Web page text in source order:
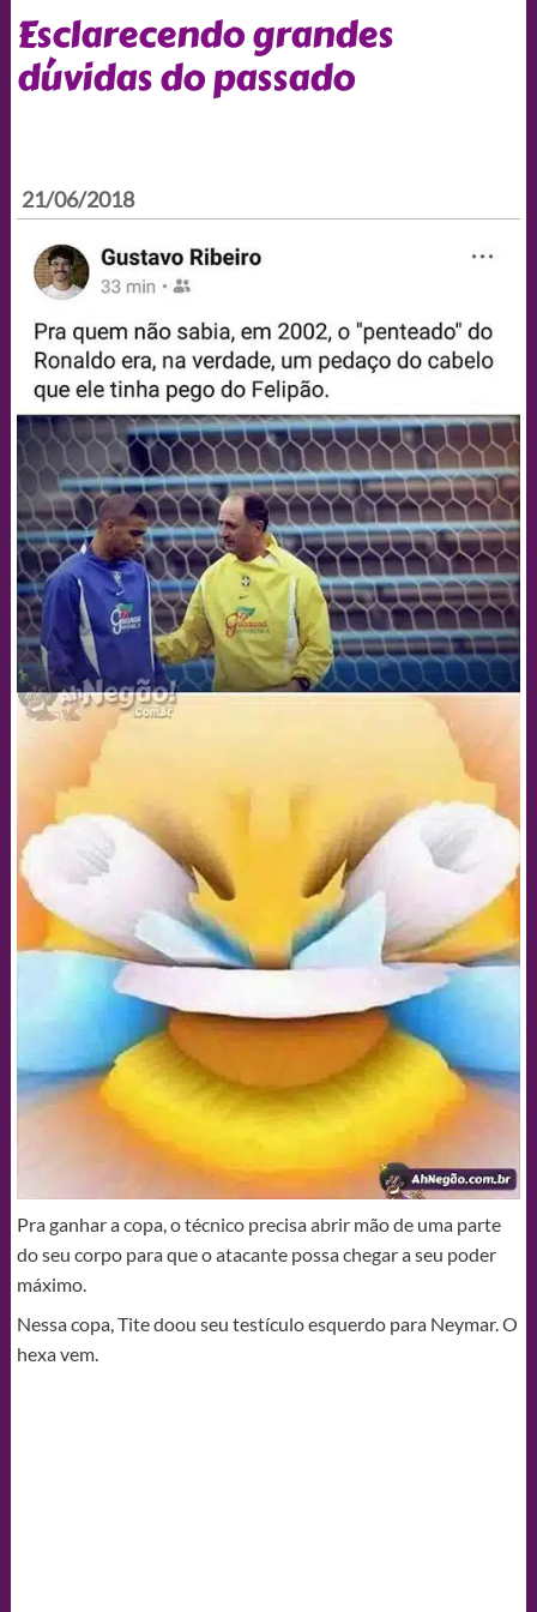
Esclarecendo grandes
dúvidas do passado
21/06/2018
Pra ganhar a copa, o técnico precisa abrir mão de uma parte
do seu corpo para que o atacante possa chegar a seu poder
máximo.
Nessa copa, Tite doou seu testículo esquerdo para Neymar. O
hexa vem.